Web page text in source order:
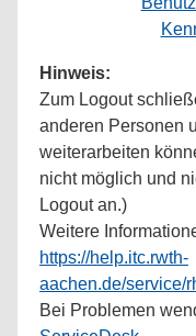
Hinweis:
Zum Logout
anderen Personen
weiterarbeiten
nicht möglich und
Logout an.)
Weitere
https://help.itc.rwth-
aachen.de/service/
Bei Problemen